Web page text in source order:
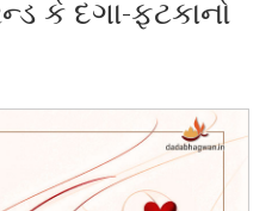
કે દગા-ફટકાનો